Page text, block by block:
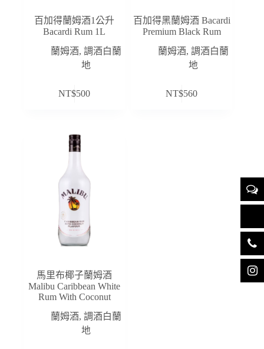
百加得蘭姆酒1公升
Bacardi Rum 1L
蘭姆酒,調酒白蘭
地
NT$500
百加得黑蘭姆酒 Bacardi
Premium Black Rum
蘭姆酒,調酒白蘭
地
NT$560
馬里布椰子蘭姆酒
Malibu Caribbean White
Rum With Coconut
蘭姆酒,調酒白蘭
地